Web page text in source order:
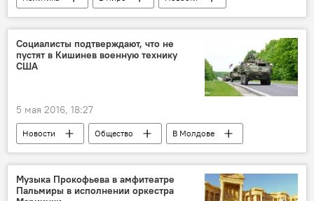
Турция
Давутоглу
Багдасаров
давление
власть
Реджеп Тайип Эрдоган
референдум
Социалисты подтверждают, что не
пустят в Кишинев военную технику
США
5 мая 2016, 18:27
Новости Общество
В Молдове
Республика Молдова
США
Игорь Додон
военная техника
9 мая
Музыка Прокофьева в амфитеатре
Пальмиры в исполнении оркестра